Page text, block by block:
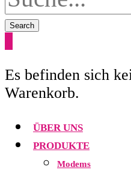
Search
Es befinden sich
Warenkorb.
ÜBER UNS
PRODUKTE
Modems